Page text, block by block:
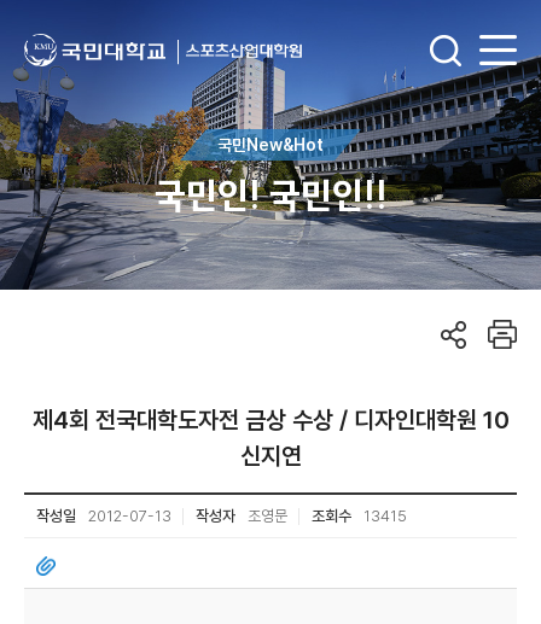
국민New&Hot
국민인! 국민인!!
제4회 전국대학도자전 금상 수상 / 디자인대학원 10
신지연
작성일 2012-07-13 작성자 조영문 조회수 13415